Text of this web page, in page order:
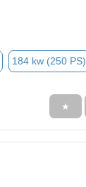
184 kw (250 PS)
★